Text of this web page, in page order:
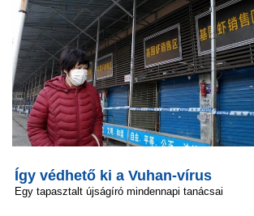
Így védhető ki a Vuhan-vírus
Egy tapasztalt újságíró mindennapi tanácsai